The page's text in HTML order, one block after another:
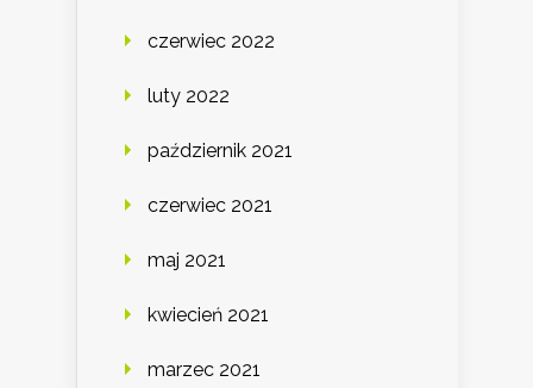
czerwiec 2022
luty 2022
październik 2021
czerwiec 2021
maj 2021
kwiecień 2021
marzec 2021